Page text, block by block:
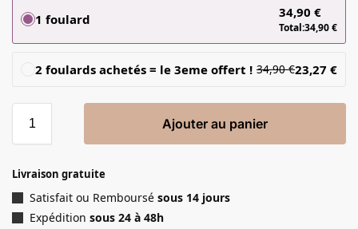
1 foulard 34,90 €
Total:34,90€
2 foulards achetés = le 3eme offert ! 34,90€23,27 €
Ajouter au panier
Livraison gratuite
Satisfait ou Remboursé sous 14 jours
Expédition sous 24 à 48h